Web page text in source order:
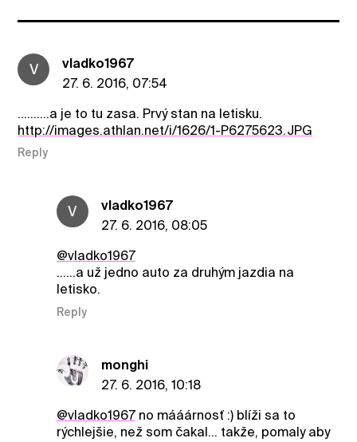
V
vladko1967
27. 6. 2016, 07:54
..........a je to tu zasa. Prvý stan na letisku.
http://images.athlan.net/i/1626/1-P6275623.JPG
Reply
V
vladko1967
27. 6. 2016, 08:05
@vladko1967
......a už jedno auto za druhým jazdia na
letisko.
Reply
monghi
27. 6. 2016, 10:18
@vladko1967no mááárnosť :) blíži sa to
rýchlejšie, než som čakal... takže, pomaly aby